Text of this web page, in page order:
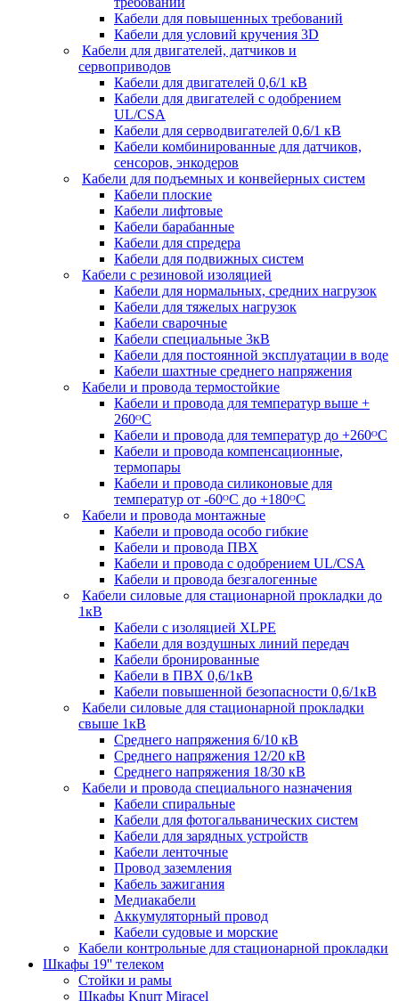
Кабели для повышенных требований
Кабели для условий кручения 3D
Кабели для двигателей, датчиков и
сервоприводов
Кабели для двигателей 0,6/1 кВ
Кабели для двигателей с одобрением
UL/CSA
Кабели для серводвигателей 0,6/1 кВ
Кабели комбинированные для датчиков,
cенсоров, энкодеров
Кабели для подъемных и конвейерных систем
Кабели плоские
Кабели лифтовые
Кабели барабанные
Кабели для спредера
Кабели для подвижных систем
Кабели с резиновой изоляцией
Кабели для нормальных, средних нагрузок
Кабели для тяжелых нагрузок
Кабели сварочные
Кабели специальные 3кВ
Кабели для постоянной эксплуатации в воде
Кабели шахтные среднего напряжения
Кабели и провода термостойкие
Кабели и провода для температур выше +
260ᴼС
Кабели и провода для температур до +260ᴼС
Кабели и провода компенсационные,
термопары
Кабели и провода силиконовые для
температур от -60ᴼC до +180ᴼС
Кабели и провода монтажные
Кабели и провода особо гибкие
Кабели и провода ПВХ
Кабели и провода с одобрением UL/CSA
Кабели и провода безгалогенные
Кабели силовые для стационарной прокладки до
1кВ
Кабели c изоляцией XLPE
Кабели для воздушных линий передач
Кабели бронированные
Кабели в ПВХ 0,6/1кВ
Кабели повышенной безопасности 0,6/1кВ
Кабели силовые для стационарной прокладки
свыше 1кВ
Среднего напряжения 6/10 кВ
Среднего напряжения 12/20 кВ
Среднего напряжения 18/30 кВ
Кабели и провода специального назначения
Кабели спиральные
Кабели для фотогальванических систем
Кабели для зарядных устройств
Кабели ленточные
Провод заземления
Кабель зажигания
Медиакабели
Аккумуляторный провод
Кабели судовые и морские
Кабели контрольные для стационарной прокладки
Шкафы 19'' телеком
Стойки и рамы
Шкафы Knurr Miracel